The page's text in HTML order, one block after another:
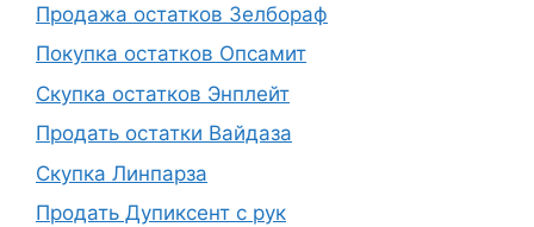
Продажа остатков Зелбораф
Покупка остатков Опсамит
Скупка остатков Энплейт
Продать остатки Вайдаза
Скупка Линпарза
Продать Дупиксент с рук